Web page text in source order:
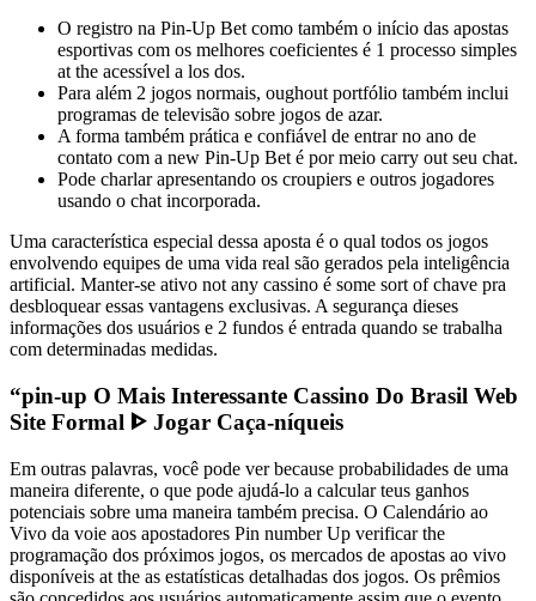
O registro na Pin-Up Bet como também o início das apostas
esportivas com os melhores coeficientes é 1 processo simples
at the acessível a los dos.
Para além 2 jogos normais, oughout portfólio também inclui
programas de televisão sobre jogos de azar.
A forma também prática e confiável de entrar no ano de
contato com a new Pin-Up Bet é por meio carry out seu chat.
Pode charlar apresentando os croupiers e outros jogadores
usando o chat incorporada.
Uma característica especial dessa aposta é o qual todos os jogos
envolvendo equipes de uma vida real são gerados pela inteligência
artificial. Manter-se ativo not any cassino é some sort of chave pra
desbloquear essas vantagens exclusivas. A segurança dieses
informações dos usuários e 2 fundos é entrada quando se trabalha
com determinadas medidas.
“pin-up O Mais Interessante Cassino Do Brasil Web
Site Formal ᐈ Jogar Caça-níqueis
Em outras palavras, você pode ver because probabilidades de uma
maneira diferente, o que pode ajudá-lo a calcular teus ganhos
potenciais sobre uma maneira também precisa. O Calendário ao
Vivo da voie aos apostadores Pin number Up verificar the
programação dos próximos jogos, os mercados de apostas ao vivo
disponíveis at the as estatísticas detalhadas dos jogos. Os prêmios